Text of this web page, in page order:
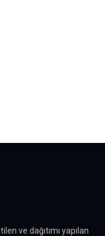
ve dağıtımı yapılan